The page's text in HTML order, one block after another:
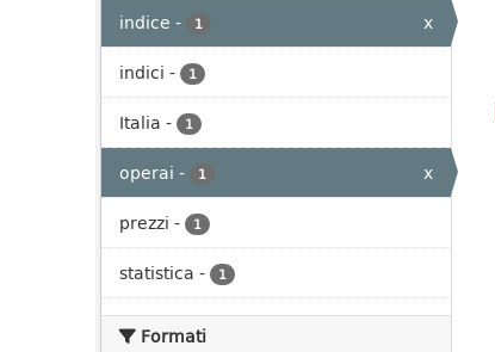
indice - 1
x
indici - 1
Italia - 1
operai - 1
x
prezzi - 1
statistica - 1
Formati